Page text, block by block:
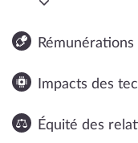
Impacts des
Équité des